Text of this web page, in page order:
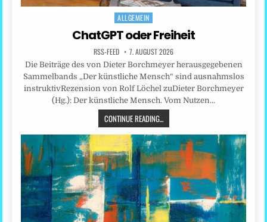
Posted
in
ALLGEMEIN
ChatGPT oder Freiheit
RSS-FEED 7. AUGUST 2026
Die Beiträge des von Dieter Borchmeyer herausgegebenen
Sammelbands „Der künstliche Mensch“ sind ausnahmslos
instruktivRezension von Rolf Löchel zuDieter Borchmeyer
(Hg.): Der künstliche Mensch. Vom Nutzen…
CONTINUE READING...